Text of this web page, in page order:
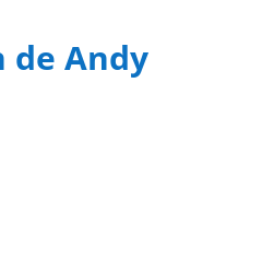
de Andy